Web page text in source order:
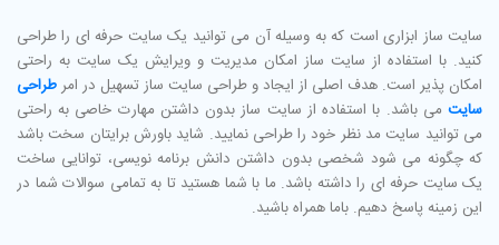
سایت ساز ابزاری است که به وسیله آن می توانید یک سایت حرفه ای را طراحی
کنید. با استفاده از سایت ساز امکان مدیریت و ویرایش یک سایت به راحتی
امکان پذیر است. هدف اصلی از ایجاد و طراحی سایت ساز تسهیل در امرطراحی
سایت می باشد. با استفاده از سایت ساز بدون داشتن مهارت خاصی به راحتی
می توانید سایت مد نظر خود را طراحی نمایید. شاید باورش برایتان سخت باشد
که چگونه می شود شخصی بدون داشتن دانش برنامه نویسی، توانایی ساخت
یک سایت حرفه ای را داشته باشد. ما با شما هستید تا به تمامی سوالات شما در
این زمینه پاسخ دهیم. باما همراه باشید.